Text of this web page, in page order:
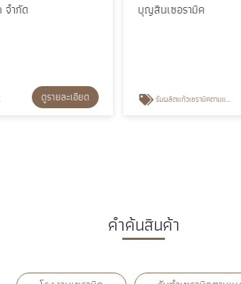
จำกัด
ดูรายละเอียด
บุญสินเซอรามิค
รับผลิตแก้วเซรามิคตามแบบ
คำค้นสินค้า